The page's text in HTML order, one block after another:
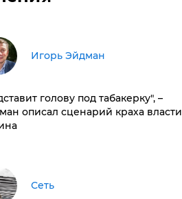
Игорь Эйдман
голову под табакерку", –
описал сценарий краха власти
Сеть